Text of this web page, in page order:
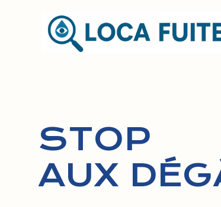
STOP
AUX